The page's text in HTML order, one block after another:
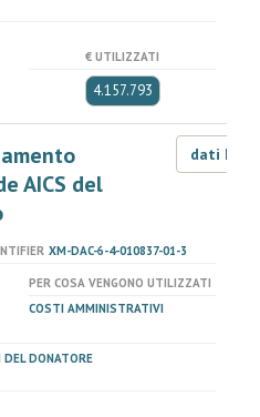
€ UTILIZZATI
4.157.793
AICS del
dati LOD
XM-DAC-6-4-010837-01-3
PER COSA VENGONO UTILIZZATI
COSTI AMMINISTRATIVI
DONATORE